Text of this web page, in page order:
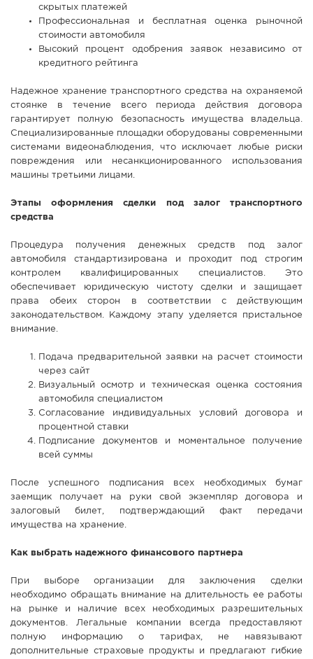
скрытых платежей
Профессиональная и бесплатная оценка рыночной
стоимости автомобиля
Высокий процент одобрения заявок независимо от
кредитного рейтинга
Надежное хранение транспортного средства на охраняемой
стоянке в течение всего периода действия договора
гарантирует полную безопасность имущества владельца.
Специализированные площадки оборудованы современными
системами видеонаблюдения, что исключает любые риски
повреждения или несанкционированного использования
машины третьими лицами.
Этапы оформления сделки под залог транспортного
средства
Процедура получения денежных средств под залог
автомобиля стандартизирована и проходит под строгим
контролем квалифицированных специалистов. Это
обеспечивает юридическую чистоту сделки и защищает
права обеих сторон в соответствии с действующим
законодательством. Каждому этапу уделяется пристальное
внимание.
Подача предварительной заявки на расчет стоимости
через сайт
Визуальный осмотр и техническая оценка состояния
автомобиля специалистом
Согласование индивидуальных условий договора и
процентной ставки
Подписание документов и моментальное получение
всей суммы
После успешного подписания всех необходимых бумаг
заемщик получает на руки свой экземпляр договора и
залоговый билет, подтверждающий факт передачи
имущества на хранение.
Как выбрать надежного финансового партнера
При выборе организации для заключения сделки
необходимо обращать внимание на длительность ее работы
на рынке и наличие всех необходимых разрешительных
документов. Легальные компании всегда предоставляют
полную информацию о тарифах, не навязывают
дополнительные страховые продукты и предлагают гибкие